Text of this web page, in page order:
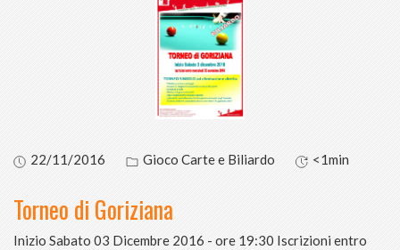
22/11/2016 Gioco Carte e Biliardo <1min
Torneo di Goriziana
Inizio Sabato 03 Dicembre 2016 - ore 19:30 Iscrizioni entro